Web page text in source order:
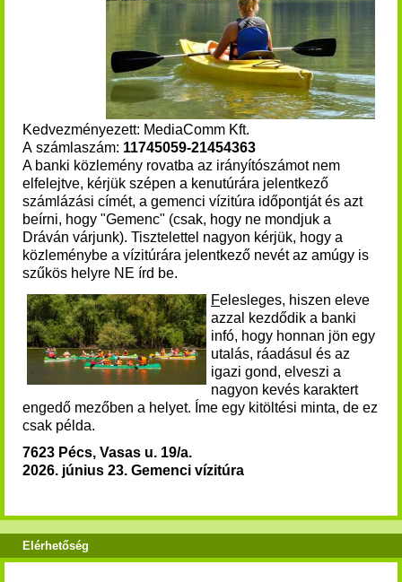
Kedvezményezett: MediaComm Kft.
A számlaszám: 11745059-21454363
A banki közlemény rovatba az irányítószámot nem
elfelejtve, kérjük szépen a kenutúrára jelentkező
számlázási címét, a gemenci vízitúra időpontját és azt
beírni, hogy "Gemenc" (csak, hogy ne mondjuk a
Dráván várjunk). Tisztelettel nagyon kérjük, hogy a
közleménybe a vízitúrára jelentkező nevét az amúgy is
szűkös helyre NE írd be.
Felesleges, hiszen eleve
azzal kezdődik a banki
infó, hogy honnan jön egy
utalás, ráadásul és az
igazi gond, elveszi a
nagyon kevés karaktert
engedő mezőben a helyet. Íme egy kitöltési minta, de ez
csak példa.
7623 Pécs, Vasas u. 19/a.
2026. június 23. Gemenci vízitúra
Elérhetőség